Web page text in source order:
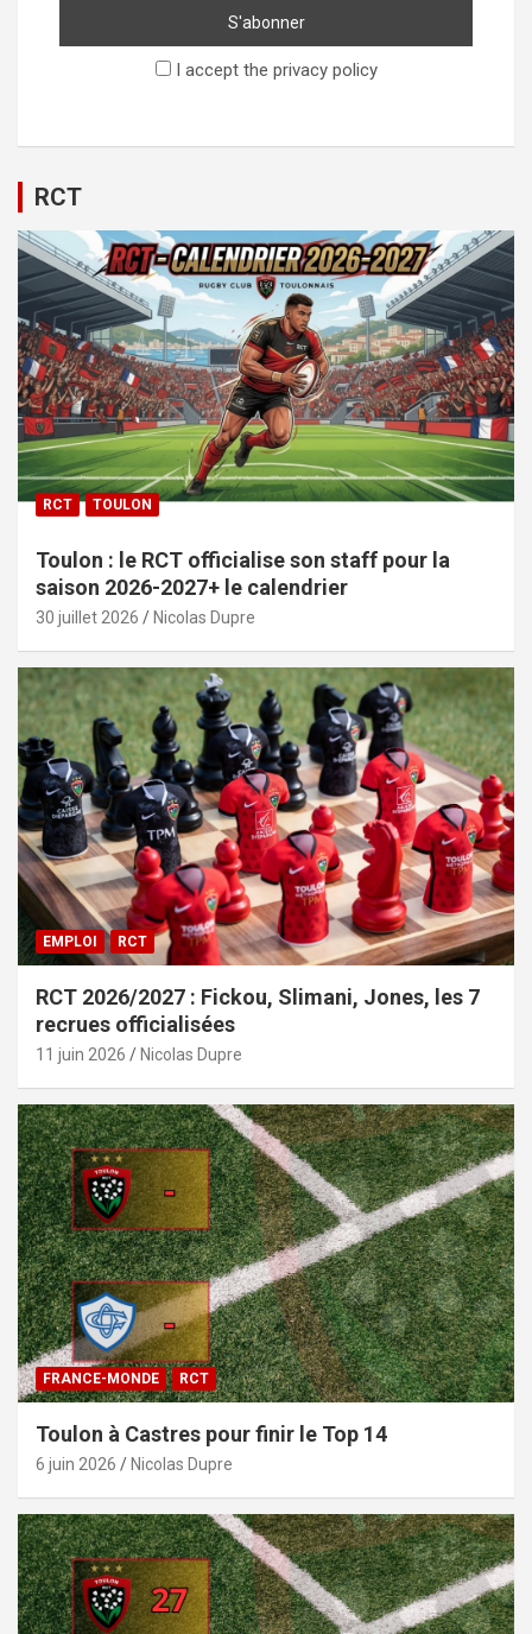
I accept the privacy policy
RCT
RCT TOULON
Toulon : le RCT officialise son staff pour la
saison 2026-2027+ le calendrier
30 juillet 2026 Nicolas Dupre
EMPLOI RCT
RCT 2026/2027 : Fickou, Slimani, Jones, les 7
recrues officialisées
11 juin 2026 Nicolas Dupre
FRANCE-MONDE RCT
Toulon à Castres pour finir le Top 14
6 juin 2026 Nicolas Dupre